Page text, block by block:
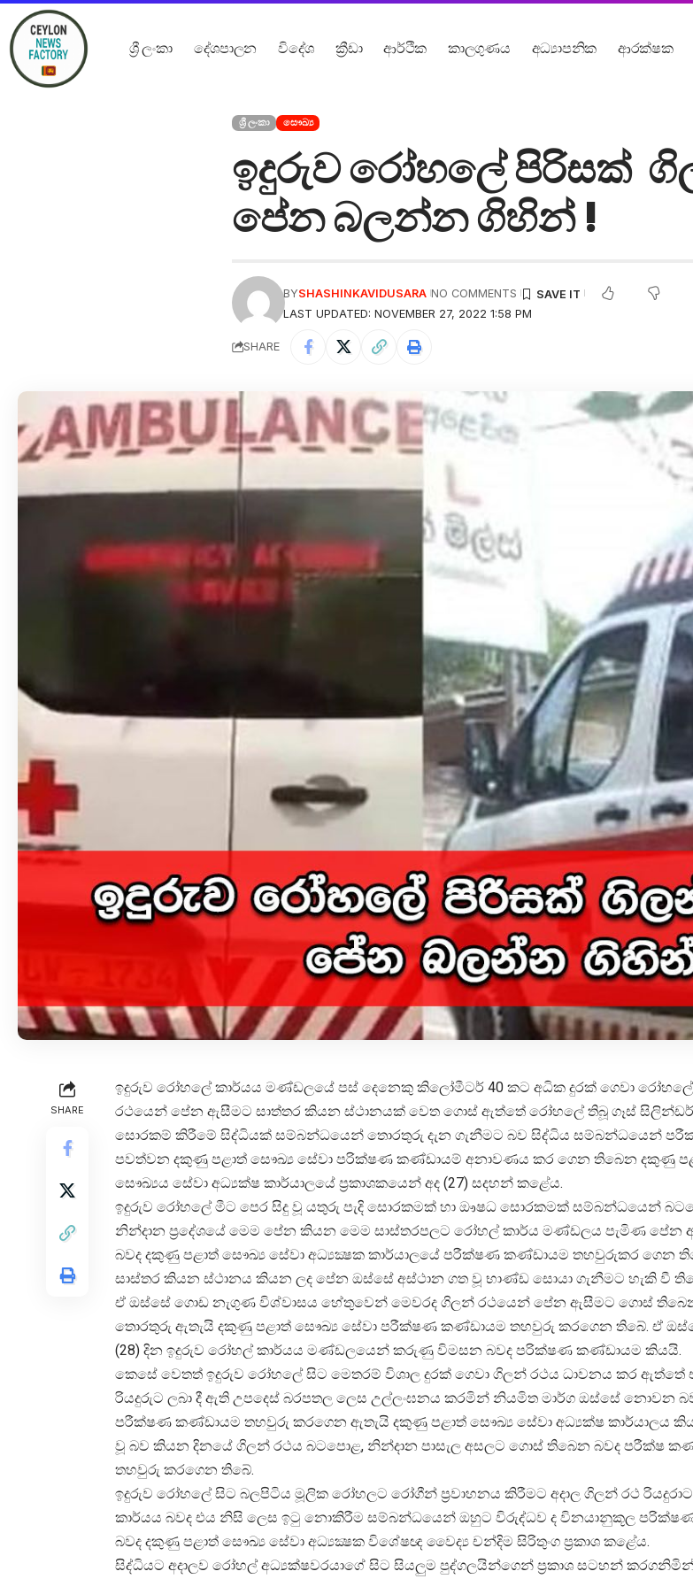
ශ්‍රී ලංකා දේශපාලන විදේශ ක්‍රීඩා ආර්ථික කාලගුණය අධ්‍යාපනික ආරක්ෂක
ශ්‍රී ලංකා සෞඛ්‍ය
ඉදුරුව රෝහලේ පිරිසක්
පේන බලන්න ගිහින් !
LAST UPDATED: NOVEMBER 27, 2022 1:58 PM
BYSHASHINKAVIDUSARA NO COMMENTS
SHARE
SHARE
ඉදුරුව රෝහලේ කාර්යය මණ්ඩලයේ පස් දෙනෙකු කිලෝමීටර් 40 කට අධික දුරක් ගෙවා
රථයෙන් පේන ඇසීමට සාත්තර කියන ස්ථානයක් වෙත ගොස් ඇත්තේ රෝහලේ තිබූ ගෑස්
සොරකම් කිරීමේ සිද්ධියක් සම්බන්ධයෙන් තොරතුරු දැන ගැනීමට බව සිද්ධිය සම්බන්ධයෙන්
පවත්වන දකුණු පළාත් සෞඛ්‍ය සේවා පරික්ෂණ කණ්ඩායම් අනාවණය කර ගෙන තිබෙන දකුණු
සෞඛ්‍යය සේවා අධ්‍යක්ෂ කාර්යාලයේ ප්‍රකාශකයෙන් අද (27) සදහන් කළේය.
ඉදුරුව රෝහලේ මීට පෙර සිදු වූ යතුරු පැදි සොරකමක් හා ඖෂධ සොරකමක් සම්බන්ධයෙන්
නින්දාන ප්‍රදේශයේ මෙම පේන කියන මෙම සාස්තරපලට රෝහල් කාර්ය මණ්ඩලය පැමිණ පේන
බවද දකුණු පළාත් සෞඛ්‍ය සේවා අධ්‍යක්‍ෂක කාර්යාලයේ පරීක්ෂණ කණ්ඩායම තහවුරුකර ගෙන
සාස්තර කියන ස්ථානය කියන ලද පේන ඔස්සේ අස්ථාන ගත වූ භාණ්ඩ සොයා ගැනීමට හැකි වී
ඒ ඔස්සේ ගොඩ නැගුණ විශ්වාසය හේතුවෙන් මෙවරද ගිලන් රථයෙන් පේන ඇසීමට ගොස්
තොරතුරු ඇතැයි දකුණු පළාත් සෞඛ්‍ය සේවා පරීක්ෂණ කණ්ඩායම තහවුරු කරගෙන තිබේ. ඒ
(28) දින ඉදුරුව රෝහල් කාර්යය මණ්ඩලයෙන් කරුණු විමසන බවද පරික්ෂණ කණ්ඩායම කියයි.
කෙසේ වෙතත් ඉදුරුව රෝහලේ සිට මෙතරම් විශාල දුරක් ගෙවා ගිලන් රථය ධාවනය කර ඇත්තේ
රියදුරුට ලබා දී ඇති උපදෙස් බරපතල ලෙස උල්ලංඝනය කරමින් නියමිත මාර්ග ඔස්සේ නොවන
පරීක්ෂණ කණ්ඩායම තහවුරු කරගෙන ඇතැයි දකුණු පළාත් සෞඛ්‍ය සේවා අධ්‍යක්ෂ කාර්යාලය
වූ බව කියන දිනයේ ගිලන් රථය බටපොළ, නින්දාන පාසැල අසලට ගොස් තිබෙන බවද පරීක්ෂ
තහවුරු කරගෙන තිබේ.
ඉදුරුව රෝහලේ සිට බලපිටිය මූලික රෝහලට රෝගීන් ප්‍රවාහනය කිරීමට අදාල ගිලන් රථ රියදුරාට
කාර්යය බවද එය නිසි ලෙස ඉටු නොකිරීම සම්බන්ධයෙන් ඔහුට විරුද්ධව ද විනයානුකූල
බවද දකුණු පළාත් සෞඛ්‍ය සේවා අධ්‍යක්‍ෂක විශේෂඥ වෛද්‍ය චන්දිම සිරිතුංග ප්‍රකාශ කළේය.
සිද්ධියට අදාලව රෝහල් අධ්‍යක්ෂවරයාගේ සිට සියලුම පුද්ගලයින්ගෙන් ප්‍රකාශ සටහන්